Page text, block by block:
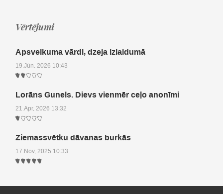
Vērtējumi
Apsveikuma vārdi, dzeja izlaidumā
19.Jūn, 2026 10:43
Lorāns Gunels. Dievs vienmēr ceļo anonīmi
21.Apr, 2026 13:32
Ziemassvētku dāvanas burkās
17.Nov, 2025 10:33